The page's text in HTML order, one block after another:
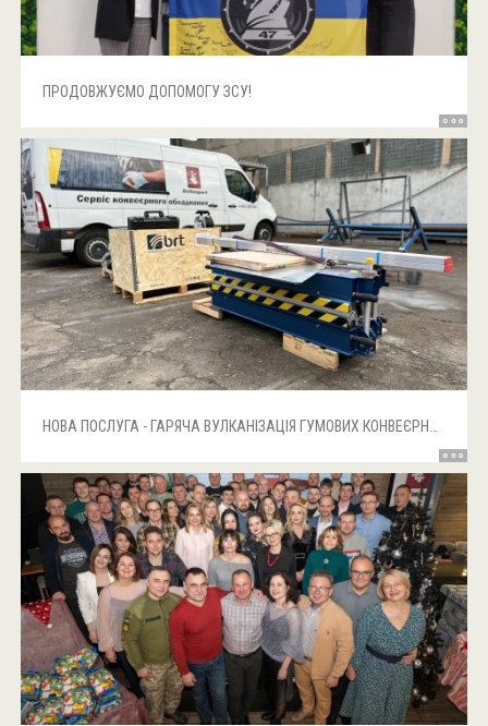
ПРОДОВЖУЄМО ДОПОМОГУ ЗСУ!